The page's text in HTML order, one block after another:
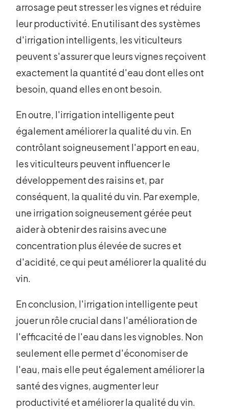
arrosage peut stresser les vignes et réduire
leur productivité. En utilisant des systèmes
d'irrigation intelligents, les viticulteurs
peuvent s'assurer que leurs vignes reçoivent
exactement la quantité d'eau dont elles ont
besoin, quand elles en ont besoin.
En outre, l'irrigation intelligente peut
également améliorer la qualité du vin. En
contrôlant soigneusement l'apport en eau,
les viticulteurs peuvent influencer le
développement des raisins et, par
conséquent, la qualité du vin. Par exemple,
une irrigation soigneusement gérée peut
aider à obtenir des raisins avec une
concentration plus élevée de sucres et
d'acidité, ce qui peut améliorer la qualité du
vin.
En conclusion, l'irrigation intelligente peut
jouer un rôle crucial dans l'amélioration de
l'efficacité de l'eau dans les vignobles. Non
seulement elle permet d'économiser de
l'eau, mais elle peut également améliorer la
santé des vignes, augmenter leur
productivité et améliorer la qualité du vin.